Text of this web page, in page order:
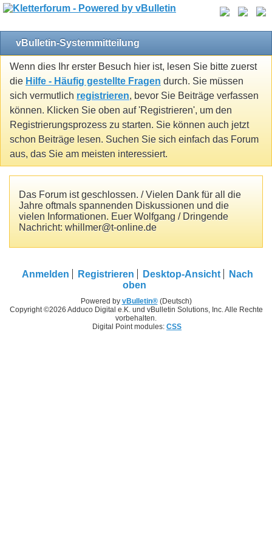
vBulletin-Systemmitteilung
Wenn dies Ihr erster Besuch hier ist, lesen Sie bitte zuerst
die Hilfe - Häufig gestellte Fragen durch. Sie müssen
sich vermutlich registrieren, bevor Sie Beiträge verfassen
können. Klicken Sie oben auf 'Registrieren', um den
Registrierungsprozess zu starten. Sie können auch jetzt
schon Beiträge lesen. Suchen Sie sich einfach das Forum
aus, das Sie am meisten interessiert.
Das Forum ist geschlossen. / Vielen Dank für all die
Jahre oftmals spannenden Diskussionen und die
vielen Informationen. Euer Wolfgang / Dringende
Nachricht: whillmer@t-online.de
Anmelden Registrieren Desktop-Ansicht
Nach
oben
Powered by vBulletin®(Deutsch)
Copyright ©2026 Adduco Digital e.K. und vBulletin Solutions, Inc. Alle Rechte
vorbehalten.
Digital Point modules: CSS